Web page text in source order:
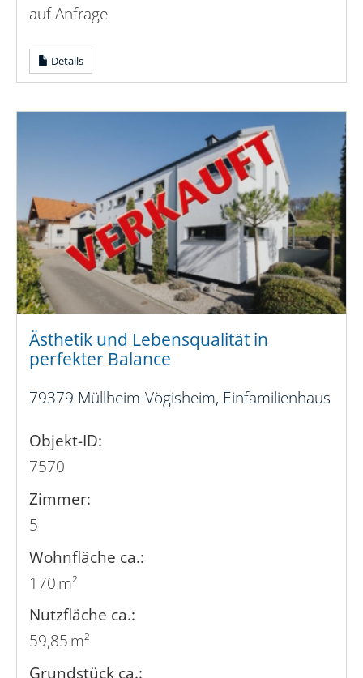
auf Anfrage
Details
Ästhetik und Lebensqualität in
perfekter Balance
79379 Müllheim-Vögisheim, Einfamilienhaus
Objekt-ID:
7570
Zimmer:
5
Wohnfläche ca.:
170 m²
Nutzfläche ca.:
59,85 m²
Grund­stück ca.: